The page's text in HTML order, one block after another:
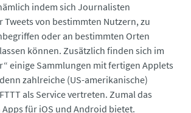
indem sich Journalisten
Tweets von bestimmten Nutzern, zu
oder an bestimmten Orten
können. Zusätzlich finden sich im
einige Sammlungen mit fertigen Applets
zahlreiche (US-amerikanische)
als Service vertreten. Zumal das
für iOS und Android bietet.